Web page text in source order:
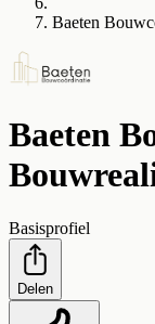
Baeten
Baeten
Basisprofiel
Delen